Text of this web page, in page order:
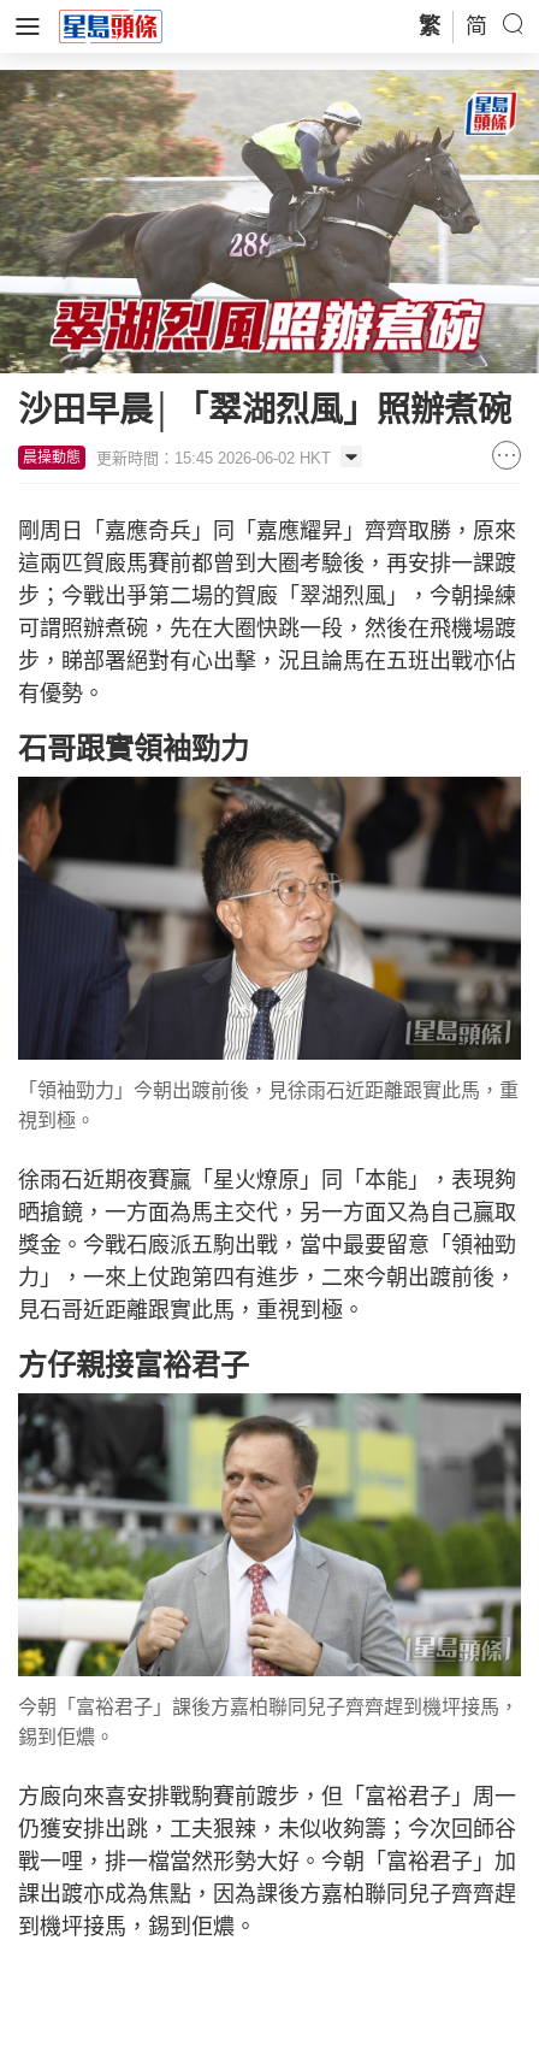
繁 简
沙田早晨│「翠湖烈風」照辦煮碗
晨操動態 更新時間：15:45 2026-06-02 HKT
剛周日「嘉應奇兵」同「嘉應耀昇」齊齊取勝，原來
這兩匹賀廄馬賽前都曾到大圈考驗後，再安排一課踱
步；今戰出爭第二場的賀廄「翠湖烈風」，今朝操練
可謂照辦煮碗，先在大圈快跳一段，然後在飛機場踱
步，睇部署絕對有心出擊，況且論馬在五班出戰亦佔
有優勢。
石哥跟實領袖勁力
「領袖勁力」今朝出踱前後，見徐雨石近距離跟實此馬，重
視到極。
徐雨石近期夜賽贏「星火燎原」同「本能」，表現夠
晒搶鏡，一方面為馬主交代，另一方面又為自己贏取
獎金。今戰石廄派五駒出戰，當中最要留意「領袖勁
力」，一來上仗跑第四有進步，二來今朝出踱前後，
見石哥近距離跟實此馬，重視到極。
方仔親接富裕君子
今朝「富裕君子」課後方嘉柏聯同兒子齊齊趕到機坪接馬，
錫到佢燶。
方廄向來喜安排戰駒賽前踱步，但「富裕君子」周一
仍獲安排出跳，工夫狠辣，未似收夠籌；今次回師谷
戰一哩，排一檔當然形勢大好。今朝「富裕君子」加
課出踱亦成為焦點，因為課後方嘉柏聯同兒子齊齊趕
到機坪接馬，錫到佢燶。